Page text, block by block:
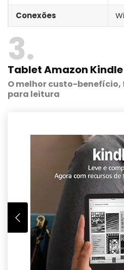
Conexões
3
Tablet Amazon Kindle
O melhor custo-
para leitura